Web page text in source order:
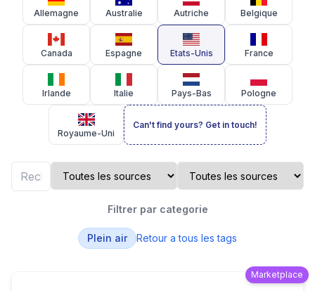
Allemagne Australie Autriche Belgique
Canada Espagne Etats-Unis France
Irlande Italie Pays-Bas Pologne
Royaume-Uni
Can't find yours? Get in touch!
Filtrer par categorie
Plein air Retour a tous les tags
Marketplace